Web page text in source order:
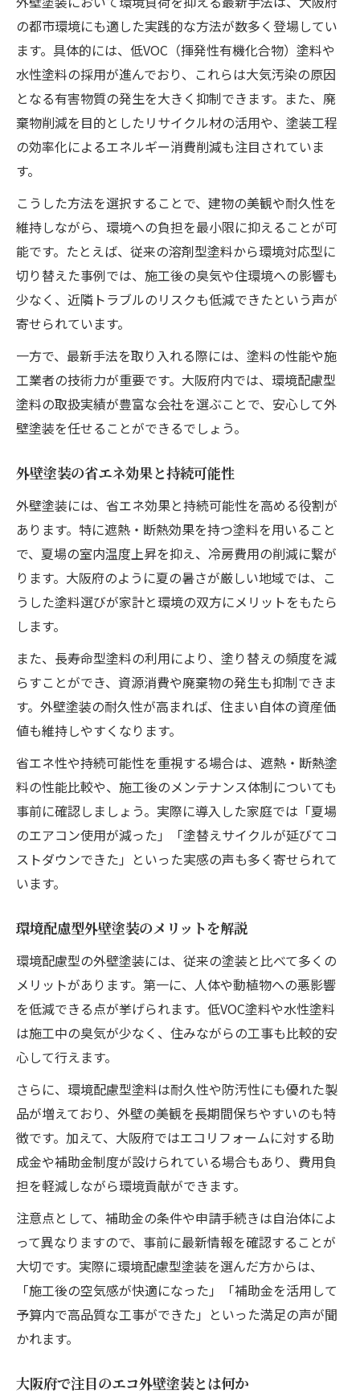
外壁塗装の助成金活用で賢く節約する
省エネ塗料が住まいと地球に優しい理由
外壁塗装で省エネ塗料を選ぶべき理由
省エネ効果の高い外壁塗装とは何か
外壁塗装でCO2削減と光熱費節約を実現
環境配慮につながる省エネ塗料の特徴
断熱・遮熱で快適空間へ導く外壁塗装
外壁塗装で断熱・遮熱効果を高める方法
断熱遮熱塗料で夏も冬も快適な住まい
外壁塗装の断熱対策で省エネを実現
遮熱外壁塗装で室内温度を安定させる
環境配慮型断熱塗料の選び方と注意点
劣化リスク回避と寿命延長の秘訣とは
外壁塗装で住宅寿命を延ばす秘訣を解説
20年放置した外壁塗装の劣化リスクとは
外壁塗装で劣化進行を防ぐポイント
環境配慮型外壁塗装が長寿命化に貢献
賢く費用を抑える外壁塗装計画のコツ
外壁塗装費用を抑える見積もり比較術
環境配慮型外壁塗装でコストを最適化
助成金活用で外壁塗装費用を大幅削減
省エネ外壁塗装の費用対効果を検証
の都市環境にも適した実践的な方法が数多く登場してい
ます。具体的には、低VOC（揮発性有機化合物）塗料や
水性塗料の採用が進んでおり、これらは大気汚染の原因
となる有害物質の発生を大きく抑制できます。また、廃
棄物削減を目的としたリサイクル材の活用や、塗装工程
の効率化によるエネルギー消費削減も注目されていま
す。
こうした方法を選択することで、建物の美観や耐久性を
維持しながら、環境への負担を最小限に抑えることが可
能です。たとえば、従来の溶剤型塗料から環境対応型に
切り替えた事例では、施工後の臭気や住環境への影響も
少なく、近隣トラブルのリスクも低減できたという声が
寄せられています。
一方で、最新手法を取り入れる際には、塗料の性能や施
工業者の技術力が重要です。大阪府内では、環境配慮型
塗料の取扱実績が豊富な会社を選ぶことで、安心して外
壁塗装を任せることができるでしょう。
外壁塗装の省エネ効果と持続可能性
外壁塗装には、省エネ効果と持続可能性を高める役割が
あります。特に遮熱・断熱効果を持つ塗料を用いること
で、夏場の室内温度上昇を抑え、冷房費用の削減に繋が
ります。大阪府のように夏の暑さが厳しい地域では、こ
うした塗料選びが家計と環境の双方にメリットをもたら
します。
また、長寿命型塗料の利用により、塗り替えの頻度を減
らすことができ、資源消費や廃棄物の発生も抑制できま
す。外壁塗装の耐久性が高まれば、住まい自体の資産価
値も維持しやすくなります。
省エネ性や持続可能性を重視する場合は、遮熱・断熱塗
料の性能比較や、施工後のメンテナンス体制についても
事前に確認しましょう。実際に導入した家庭では「夏場
のエアコン使用が減った」「塗替えサイクルが延びてコ
ストダウンできた」といった実感の声も多く寄せられて
います。
環境配慮型外壁塗装のメリットを解説
環境配慮型の外壁塗装には、従来の塗装と比べて多くの
メリットがあります。第一に、人体や動植物への悪影響
を低減できる点が挙げられます。低VOC塗料や水性塗料
は施工中の臭気が少なく、住みながらの工事も比較的安
心して行えます。
さらに、環境配慮型塗料は耐久性や防汚性にも優れた製
品が増えており、外壁の美観を長期間保ちやすいのも特
徴です。加えて、大阪府ではエコリフォームに対する助
成金や補助金制度が設けられている場合もあり、費用負
担を軽減しながら環境貢献ができます。
注意点として、補助金の条件や申請手続きは自治体によ
って異なりますので、事前に最新情報を確認することが
大切です。実際に環境配慮型塗装を選んだ方からは、
「施工後の空気感が快適になった」「補助金を活用して
予算内で高品質な工事ができた」といった満足の声が聞
かれます。
大阪府で注目のエコ外壁塗装とは何か